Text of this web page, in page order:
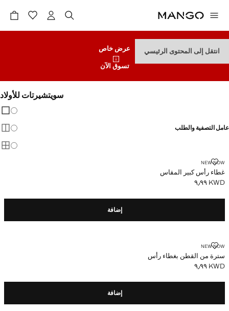
انتقل إلى المحتوى الرئيسي
عرض خاص
تسوق الآن
سويتشيرتات للأولاد
عامل التصفية والطلب
NEW NOW
غطاء رأس كبير المقاس
غطاء رأس كبير المقاس
السعر الحالي [KWD ٩٫٩٩ ]
KWD ٩٫٩٩
إضافة
NEW NOW
سترة من القطن بغطاء رأس
سترة من القطن بغطاء رأس
السعر الحالي [KWD ٩٫٩٩ ]
KWD ٩٫٩٩
إضافة